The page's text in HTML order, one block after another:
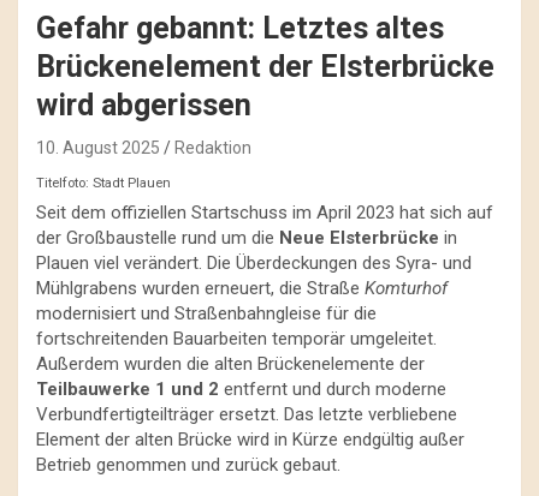
Gefahr gebannt: Letztes altes
Brückenelement der Elsterbrücke
wird abgerissen
10. August 2025 Redaktion
Titelfoto: Stadt Plauen
Seit dem offiziellen Startschuss im April 2023 hat sich auf
der Großbaustelle rund um die Neue Elsterbrücke in
Plauen viel verändert. Die Überdeckungen des Syra- und
Mühlgrabens wurden erneuert, die Straße Komturhof
modernisiert und Straßenbahngleise für die
fortschreitenden Bauarbeiten temporär umgeleitet.
Außerdem wurden die alten Brückenelemente der
Teilbauwerke 1 und 2 entfernt und durch moderne
Verbundfertigteilträger ersetzt. Das letzte verbliebene
Element der alten Brücke wird in Kürze endgültig außer
Betrieb genommen und zurück gebaut.